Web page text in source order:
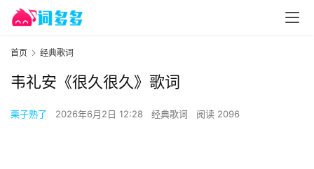
首页 经典歌词
韦礼安《很久很久》歌词
栗子熟了 2026年6月2日 12:28 经典歌词 阅读 2096